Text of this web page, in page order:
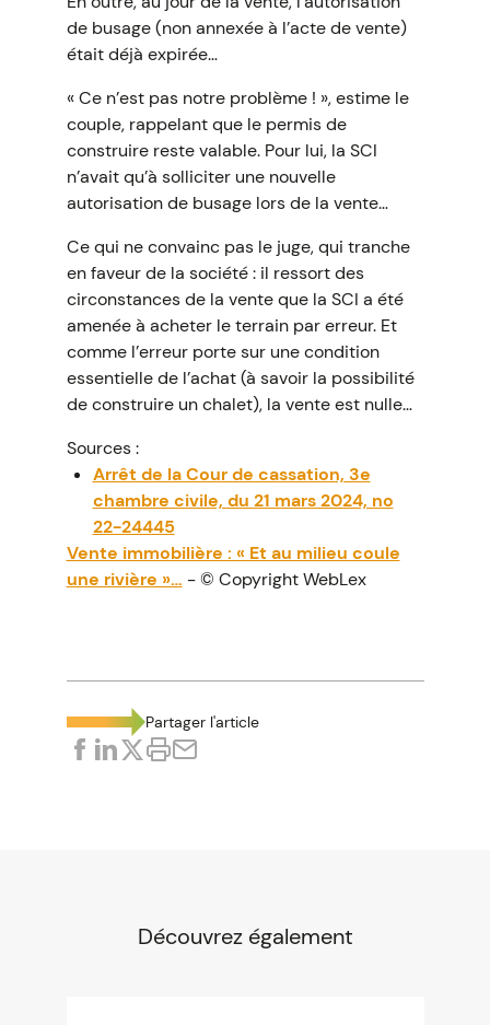
de busage (non annexée à l’acte de vente)
était déjà expirée…
« Ce n’est pas notre problème ! », estime le
couple, rappelant que le permis de
construire reste valable. Pour lui, la SCI
n’avait qu’à solliciter une nouvelle
autorisation de busage lors de la vente…
Ce qui ne convainc pas le juge, qui tranche
en faveur de la société : il ressort des
circonstances de la vente que la SCI a été
amenée à acheter le terrain par erreur. Et
comme l’erreur porte sur une condition
essentielle de l’achat (à savoir la possibilité
de construire un chalet), la vente est nulle…
Sources :
Arrêt de la Cour de cassation, 3e
chambre civile, du 21 mars 2024, no
22-24445
Vente immobilière : « Et au milieu coule
une rivière »… - © Copyright WebLex
Partager l'article
Découvrez également